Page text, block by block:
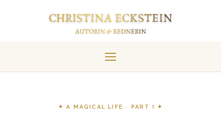
✦ A MAGICAL LIFE · PART I ✦